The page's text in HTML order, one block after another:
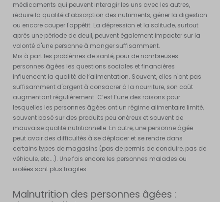
médicaments qui peuvent interagir les uns avec les autres,
réduire la qualité d’absorption des nutriments, gêner la digestion
ou encore couper l'appétit. La dépression et la solitude, surtout
après une période de deuil, peuvent également impacter sur la
volonté d'une personne à manger suffisamment.
Mis à part les problèmes de santé, pour de nombreuses
personnes âgées les questions sociales et financières
influencent la qualité de l’alimentation. Souvent, elles n'ont pas
suffisamment d'argent à consacrer à la nourriture, son coût
augmentant régulièrement. C’est l’une des raisons pour
lesquelles les personnes âgées ont un régime alimentaire limité,
souvent basé sur des produits peu onéreux et souvent de
mauvaise qualité nutritionnelle. En outre, une personne âgée
peut avoir des difficultés à se déplacer et se rendre dans
certains types de magasins (pas de permis de conduire, pas de
véhicule, etc...). Une fois encore les personnes malades ou
isolées sont plus fragiles.
Malnutrition des personnes âgées :